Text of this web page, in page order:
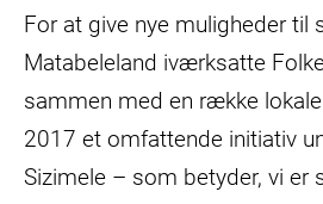
For at give nye muligheder til
Matabeleland iværksatte
sammen med en række
2017 et omfattende initiativ
Sizimele – som betyder, vi er